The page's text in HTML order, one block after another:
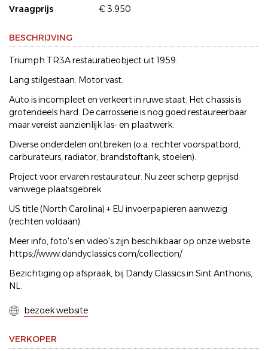
Vraagprijs
€ 3.950
BESCHRIJVING
Triumph TR3A restauratieobject uit 1959.
Lang stilgestaan. Motor vast.
Auto is incompleet en verkeert in ruwe staat. Het chassis is
grotendeels hard. De carrosserie is nog goed restaureerbaar
maar vereist aanzienlijk las- en plaatwerk.
Diverse onderdelen ontbreken (o.a. rechter voorspatbord,
carburateurs, radiator, brandstoftank, stoelen).
Project voor ervaren restaurateur. Nu zeer scherp geprijsd
vanwege plaatsgebrek.
US title (North Carolina) + EU invoerpapieren aanwezig
(rechten voldaan).
Meer info, foto's en video's zijn beschikbaar op onze website:
https://www.dandyclassics.com/collection/
Bezichtiging op afspraak, bij Dandy Classics in Sint Anthonis,
NL.
bezoek website
VERKOPER